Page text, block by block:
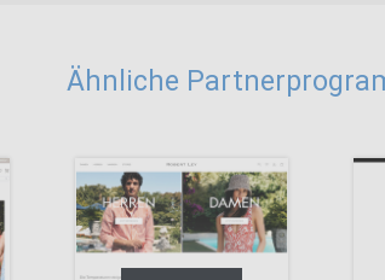
Ähnliche